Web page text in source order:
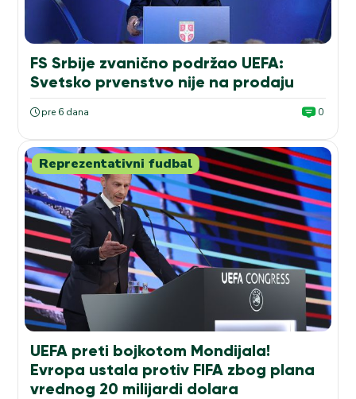
FS Srbije zvanično podržao UEFA:
Svetsko prvenstvo nije na prodaju
pre 6 dana 0
Reprezentativni fudbal
UEFA preti bojkotom Mondijala!
Evropa ustala protiv FIFA zbog plana
vrednog 20 milijardi dolara